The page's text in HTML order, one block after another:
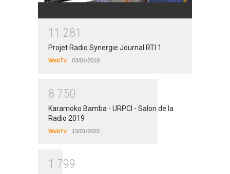
1 1 281
Projet Radio Synergie Journal RTI 1
WebTv 03/04/2019
8 750
Karamoko Bamba - URPCI - Salon de la
Radio 2019
WebTv 13/01/2020
1 799